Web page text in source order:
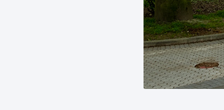
Udal
Iragarki ofizialen
Egutegi fiskala
Gardentasun ataria